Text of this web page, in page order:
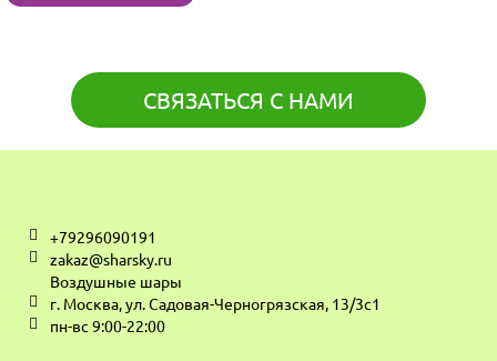
СВЯЗАТЬСЯ С НАМИ
+79296090191
zakaz@sharsky.ru
Воздушные шары
г. Москва, ул. Садовая-Черногрязская, 13/3с1
пн-вс 9:00-22:00